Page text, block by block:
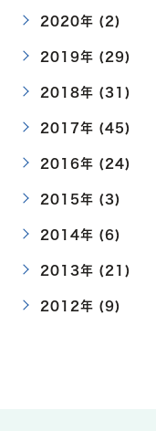
2020年 (2)
2019年 (29)
2018年 (31)
2017年 (45)
2016年 (24)
2015年 (3)
2014年 (6)
2013年 (21)
2012年 (9)